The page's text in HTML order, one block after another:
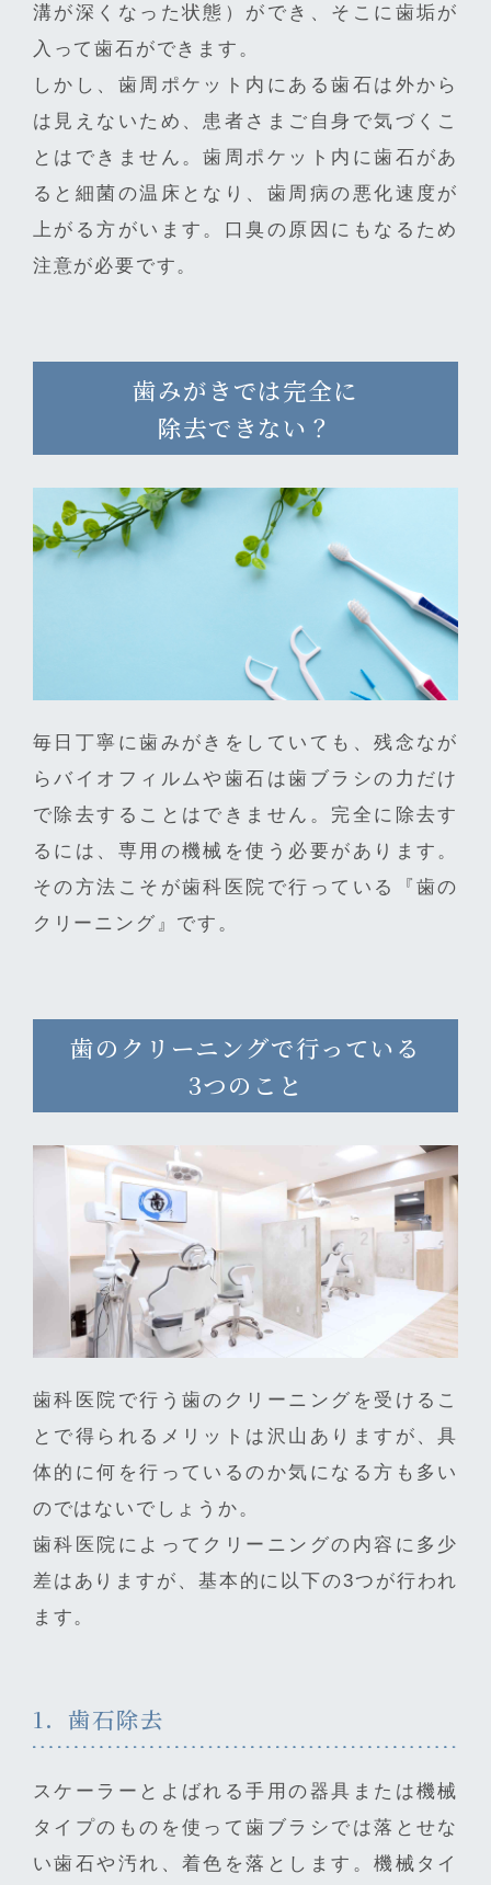
溝が深くなった状態）ができ、そこに歯垢が
入って歯石ができます。
しかし、歯周ポケット内にある歯石は外から
は見えないため、患者さまご自身で気づくこ
とはできません。歯周ポケット内に歯石があ
ると細菌の温床となり、歯周病の悪化速度が
上がる方がいます。口臭の原因にもなるため
注意が必要です。
歯みがきでは完全に
除去できない？
毎日丁寧に歯みがきをしていても、残念なが
らバイオフィルムや歯石は歯ブラシの力だけ
で除去することはできません。完全に除去す
るには、専用の機械を使う必要があります。
その方法こそが歯科医院で行っている『歯の
クリーニング』です。
歯のクリーニングで行っている
3つのこと
歯科医院で行う歯のクリーニングを受けるこ
とで得られるメリットは沢山ありますが、具
体的に何を行っているのか気になる方も多い
のではないでしょうか。
歯科医院によってクリーニングの内容に多少
差はありますが、基本的に以下の3つが行われ
ます。
1．歯石除去
スケーラーとよばれる手用の器具または機械
タイプのものを使って歯ブラシでは落とせな
い歯石や汚れ、着色を落とします。機械タイ